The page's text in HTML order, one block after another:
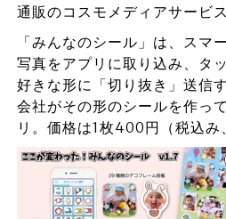
通販のコスモメディアサービス
「みんなのシール」は、スマ
写真をアプリに取り込み、タ
好きな形に「切り抜き」送信
会社がその形のシールを作っ
リ。価格は1枚400円（税込み